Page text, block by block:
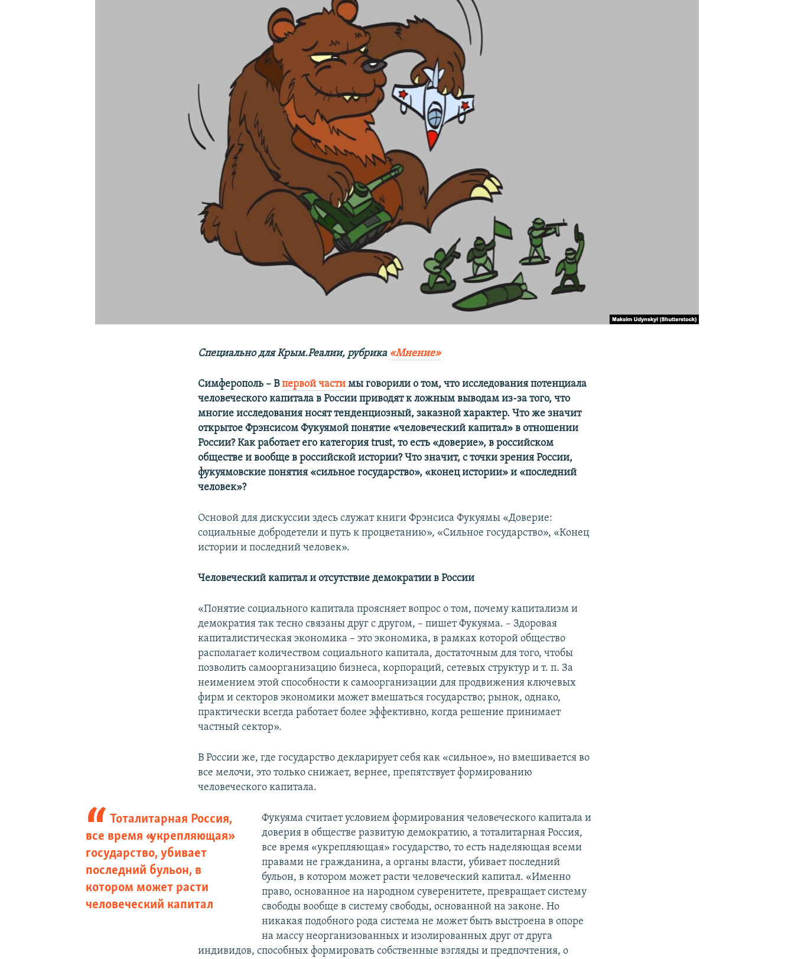
Специально для Крым.Реалии, рубрика «Мнение»
Симферополь – Впервой части мы говорили о том, что исследования потенциала
человеческого капитала в России приводят к ложным выводам из-за того, что
многие исследования носят тенденциозный, заказной характер. Что же значит
открытое Фрэнсисом Фукуямой понятие «человеческий капитал» в отношении
России? Как работает его категорияtrust, то есть «доверие», в российском
обществе и вообще в российской истории? Что значит, с точки зрения России,
фукуямовские понятия «сильное государство», «конец истории» и «последний
человек»?
Основой для дискуссии здесь служат книги Фрэнсиса Фукуямы «Доверие:
социальные добродетели и путь к процветанию», «Сильное государство», «Конец
истории и последний человек».
Человеческий капитал и отсутствие демократии в России
«Понятие социального капитала проясняет вопрос о том, почему капитализм и
демократия так тесно связаны друг с другом, – пишет Фукуяма. – Здоровая
капиталистическая экономика – это экономика, в рамках которой общество
располагает количеством социального капитала, достаточным для того, чтобы
позволить самоорганизацию бизнеса, корпораций, сетевых структур и т. п. За
неимением этой способности к самоорганизации для продвижения ключевых
фирм и секторов экономики может вмешаться государство; рынок, однако,
практически всегда работает более эффективно, когда решение принимает
частный сектор».
В России же, где государство декларирует себя как «сильное», но вмешивается во
все мелочи, это только снижает, вернее, препятствует формированию
человеческого капитала.
Тоталитарная Россия,
все время «укрепляющая»
государство, убивает
последний бульон, в
котором может расти
человеческий капитал
Фукуяма считает условием формирования человеческого капитала и
доверия в обществе развитую демократию, а тоталитарная Россия,
все время «укрепляющая» государство, то есть наделяющая всеми
правами не гражданина, а органы власти, убивает последний
бульон, в котором может расти человеческий капитал. «Именно
право, основанное на народном суверенитете, превращает систему
свободы вообще в систему свободы, основанной на законе. Но
никакая подобного рода система не может быть выстроена в опоре
на массу неорганизованных и изолированных друг от друга
индивидов, способных формировать собственные взгляды и предпочтения, о